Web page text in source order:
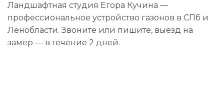
Ландшафтная студия Егора Кучина —
профессиональное устройство газонов в СПб и
Ленобласти. Звоните или пишите, выезд на
замер — в течение 2 дней.